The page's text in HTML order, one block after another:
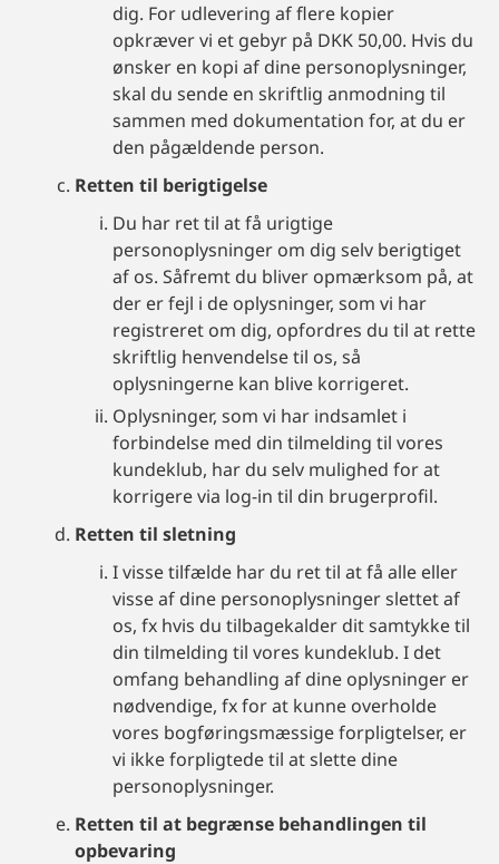
dig. For udlevering af flere kopier
opkræver vi et gebyr på DKK 50,00. Hvis du
ønsker en kopi af dine personoplysninger,
skal du sende en skriftlig anmodning til
sammen med dokumentation for, at du er
den pågældende person.
Retten til berigtigelse
Du har ret til at få urigtige
personoplysninger om dig selv berigtiget
af os. Såfremt du bliver opmærksom på, at
der er fejl i de oplysninger, som vi har
registreret om dig, opfordres du til at rette
skriftlig henvendelse til os, så
oplysningerne kan blive korrigeret.
Oplysninger, som vi har indsamlet i
forbindelse med din tilmelding til vores
kundeklub, har du selv mulighed for at
korrigere via log-in til din brugerprofil.
Retten til sletning
I visse tilfælde har du ret til at få alle eller
visse af dine personoplysninger slettet af
os, fx hvis du tilbagekalder dit samtykke til
din tilmelding til vores kundeklub. I det
omfang behandling af dine oplysninger er
nødvendige, fx for at kunne overholde
vores bogføringsmæssige forpligtelser, er
vi ikke forpligtede til at slette dine
personoplysninger.
Retten til at begrænse behandlingen til
opbevaring